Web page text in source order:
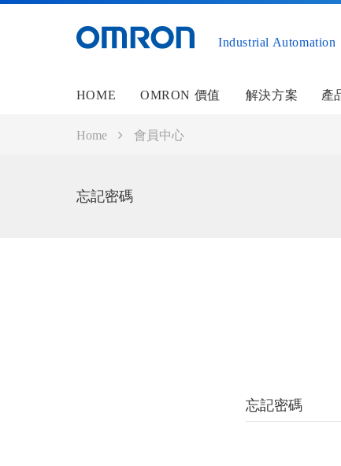
Industrial Automation
HOME OMRON 價值 解決方案 產
Home 會員中心
忘記密碼
忘記密碼